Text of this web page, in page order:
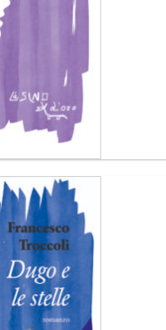
Aggiungi
alla lista
dei
desideri